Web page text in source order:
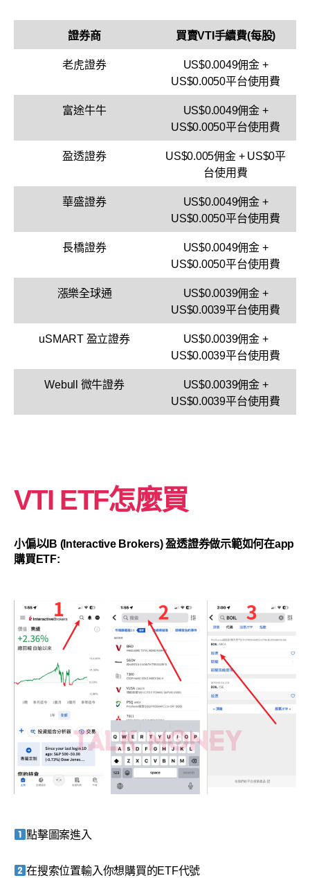
證券商 買賣VTI手續費(每股)
老虎證券
US$0.0049佣金 +
US$0.0050平台使用費
富途牛牛
US$0.0049佣金 +
US$0.0050平台使用費
盈透證券
US$0.005佣金 + US$0平
台使用費
華盛證券
US$0.0049佣金 +
US$0.0050平台使用費
長橋證券
US$0.0049佣金 +
US$0.0050平台使用費
漲樂全球通
US$0.0039佣金 +
US$0.0039平台使用費
uSMART 盈立證券
US$0.0039佣金 +
US$0.0039平台使用費
Webull 微牛證券
US$0.0039佣金 +
US$0.0039平台使用費
VTI ETF怎麼買
小偏以IB (Interactive Brokers) 盈透證券做示範如何在app
購買ETF:
點擊圖案進入
在搜索位置輸入你想購買的ETF代號